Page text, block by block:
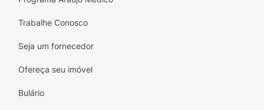
Trabalhe Conosco
Seja um fornecedor
Ofereça seu imóvel
Bulário